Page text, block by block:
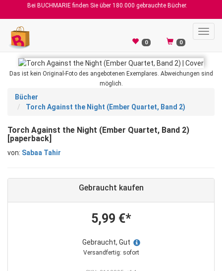
Bei BUCHMARIE finden Sie über 180.000 gebrauchte Bücher.
0 0
Das ist kein Original-Foto des angebotenen Exemplares. Abweichungen sind
möglich.
Bücher
Torch Against the Night (Ember Quartet, Band 2)
Torch Against the Night (Ember Quartet, Band 2)
[paperback]
von: Sabaa Tahir
Gebraucht kaufen
5,99 €*
Gebraucht, Gut
Versandfertig: sofort